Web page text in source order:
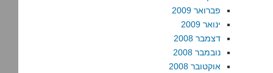
פברואר 2009
ינואר 2009
דצמבר 2008
נובמבר 2008
אוקטובר 2008